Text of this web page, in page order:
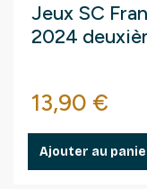
Jeux SC
2024
Prix
13,90 €
Ajouter au